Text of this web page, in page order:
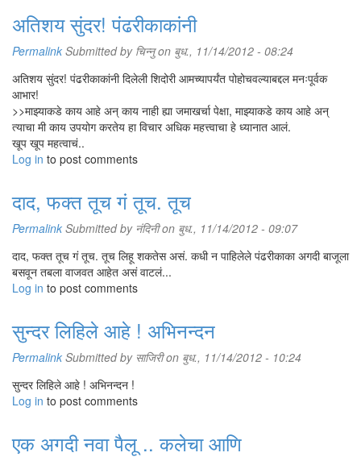
अतिशय सुंदर! पंढरीकाकांनी
Permalink Submitted by चिन्नुon बुध., 11/14/2012 - 08:24
अतिशय सुंदर! पंढरीकाकांनी दिलेली शिदोरी आमच्यापर्यंत पोहोचवल्याबद्दल मनःपूर्वक
आभार!
>>माझ्याकडे काय आहे अन् काय नाही ह्या जमाखर्चा पेक्षा, माझ्याकडे काय आहे अन्
त्याचा मी काय उपयोग करतेय हा विचार अधिक महत्त्वाचा हे ध्यानात आलं.
खूप खूप महत्वाचं..
Log in to post comments
दाद, फक्त तूच गं तूच. तूच
Permalink Submitted by नंदिनीon बुध., 11/14/2012 - 09:07
दाद, फक्त तूच गं तूच. तूच लिहू शकतेस असं. कधी न पाहिलेले पंढरीकाका अगदी बाजूला
बसवून तबला वाजवत आहेत असं वाटलं...
Log in to post comments
सुन्दर लिहिले आहे ! अभिनन्दन
Permalink Submitted by साजिरीon बुध., 11/14/2012 - 10:24
सुन्दर लिहिले आहे ! अभिनन्दन !
Log in to post comments
एक अगदी नवा पैलू .. कलेचा आणि